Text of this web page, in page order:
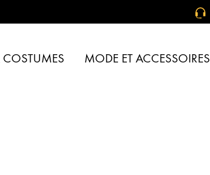
COSTUMES MODE ET ACCESSOIRES